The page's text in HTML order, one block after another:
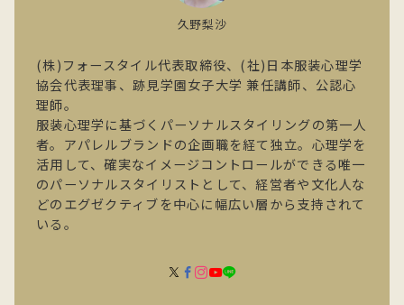
久野梨沙
(株)フォースタイル代表取締役、(社)日本服装心理学
協会代表理事、跡見学園女子大学 兼任講師、公認心
理師。
服装心理学に基づくパーソナルスタイリングの第一人
者。アパレルブランドの企画職を経て独立。心理学を
活用して、確実なイメージコントロールができる唯一
のパーソナルスタイリストとして、経営者や文化人な
どのエグゼクティブを中心に幅広い層から支持されて
いる。